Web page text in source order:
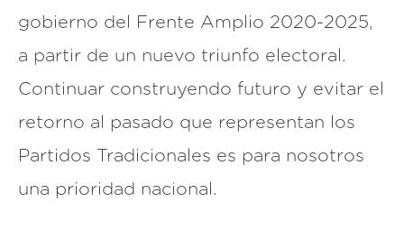
gobierno del Frente Amplio 2020-2025,
a partir de un nuevo triunfo electoral.
Continuar construyendo futuro y evitar el
retorno al pasado que representan los
Partidos Tradicionales es para nosotros
una prioridad nacional.